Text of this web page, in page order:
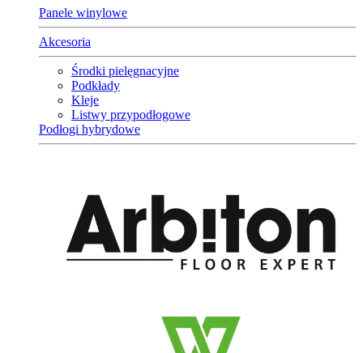
Panele winylowe
Akcesoria
Środki pielęgnacyjne
Podkłady
Kleje
Listwy przypodłogowe
Podłogi hybrydowe